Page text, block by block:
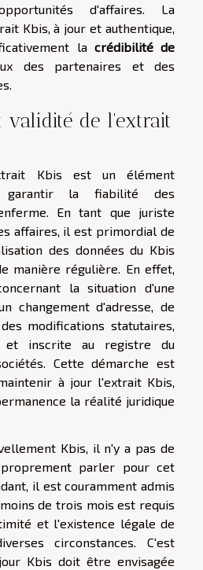
d'affaires. La
Kbis, à jour et authentique,
la crédibilité de
des partenaires et des
validité de l'extrait
Kbis est un élément
garantir la fiabilité des
En tant que juriste
affaires, il est primordial de
des données du Kbis
manière régulière. En effet,
la situation d'une
changement d'adresse, de
modifications statutaires,
et inscrite au registre du
Cette démarche est
à jour l'extrait Kbis,
la réalité juridique
Kbis, il n'y a pas de
parler pour cet
il est couramment admis
de trois mois est requis
et l'existence légale de
circonstances. C'est
Kbis doit être envisagée